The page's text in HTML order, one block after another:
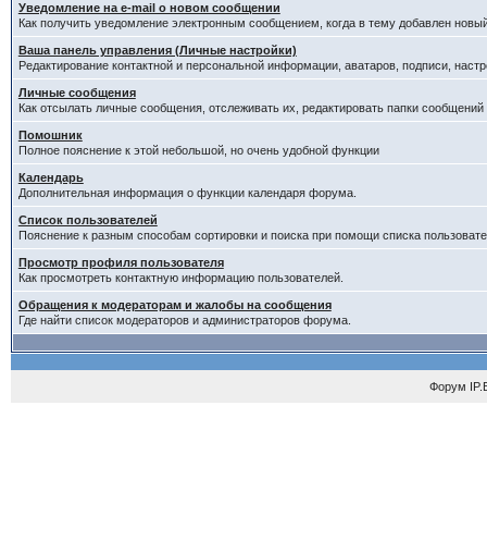
Уведомление на е-mail о новом сообщении
Как получить уведомление электронным сообщением, когда в тему добавлен
Ваша панель управления (Личные настройки)
Редактирование контактной и персональной информации, аватаров, подписи,
Личные сообщения
Как отсылать личные сообщения, отслеживать их, редактировать папки
Помошник
Полное пояснение к этой небольшой, но очень удобной функции
Календарь
Дополнительная информация о функции календаря форума.
Список пользователей
Пояснение к разным способам сортировки и поиска при помощи списка
Просмотр профиля пользователя
Как просмотреть контактную информацию пользователей.
Обращения к модераторам и жалобы на сообщения
Где найти список модераторов и администраторов форума.
Форум